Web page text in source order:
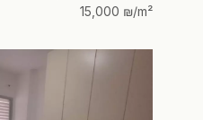
15,000 ₪/m²